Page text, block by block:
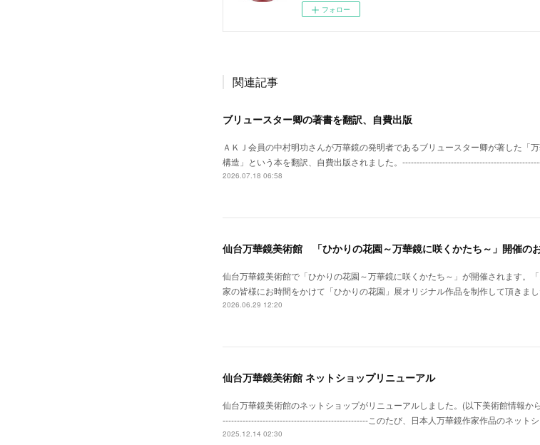
フォロー
関連記事
ブリュースター卿の著書を翻訳、自費出版
ＡＫＪ会員の中村明功さんが万華鏡の発明者であるブリュースター卿が著した「
構造」という本を翻訳、自費出版されました。
2026.07.18 06:58
仙台万華鏡美術館 「ひかりの花園～万華鏡に咲くかたち～」開催の
仙台万華鏡美術館で「ひかりの花園～万華鏡に咲くかたち～」が開催されます。
家の皆様にお時間をかけて「ひかりの花園」展オリジナル作品を制作して頂きま
2026.06.29 12:20
仙台万華鏡美術館 ネットショップリニューアル
仙台万華鏡美術館のネットショップがリニューアルしました。(以下美術館情報
---------------------------------------------------このたび、日本人万華鏡作家作品のネット
2025.12.14 02:30